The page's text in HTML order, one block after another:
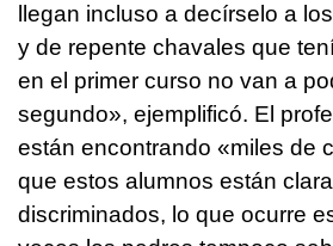
llegan incluso a decírselo a
y de repente chavales que
en el primer curso no van a
segundo», ejemplificó. El
están encontrando «miles de
que estos alumnos están
discriminados, lo que ocurre